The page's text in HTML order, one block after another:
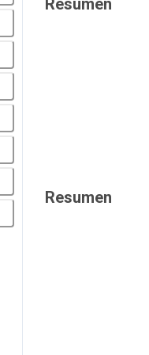
Resumen
Resumen